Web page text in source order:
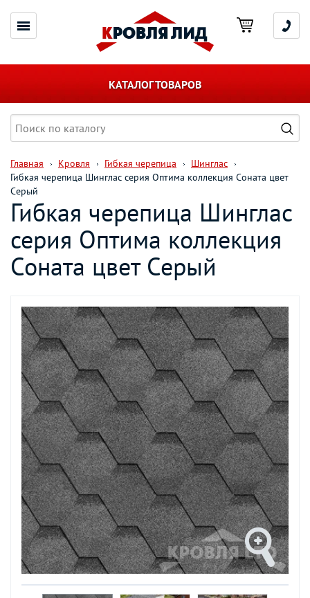
КАТАЛОГ ТОВАРОВ
Главная Кровля Гибкая черепица
Шинглас
Гибкая черепица Шинглас серия Оптима коллекция Соната цвет
Серый
Гибкая черепица Шинглас
серия Оптима коллекция
Соната цвет Серый